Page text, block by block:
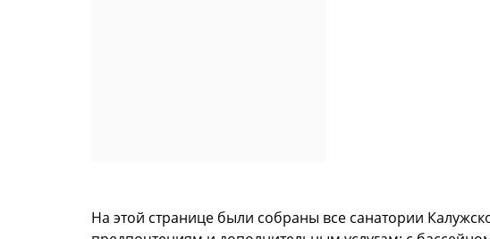
На этой странице были собраны все санатории